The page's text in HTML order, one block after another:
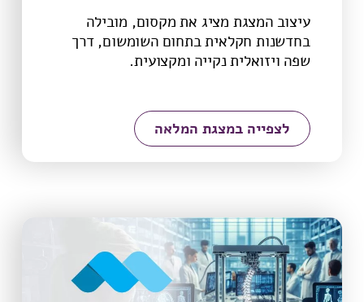
עיצוב המצגת מציג את מקסום, מובילה
בחדשנות חקלאית בתחום השומשום, דרך
שפה ויזואלית נקייה ומקצועית.
לצפייה במצגת המלאה